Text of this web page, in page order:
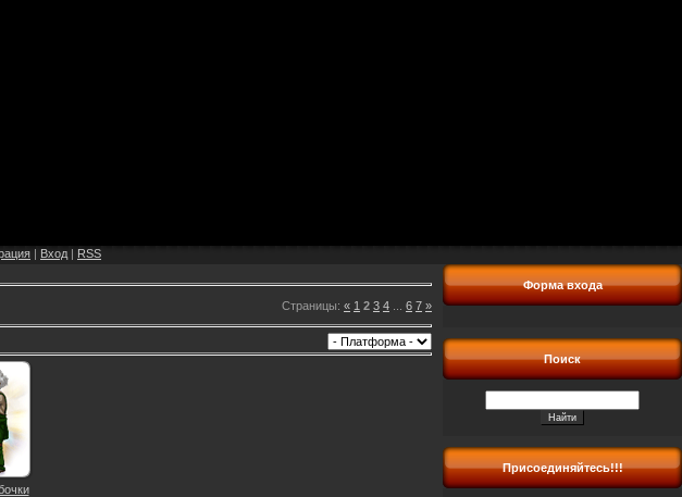
| Вход | RSS
Страницы: « 1 2 3 4 6 7 »
Форма входа
Поиск
Присоединяйтесь!!!